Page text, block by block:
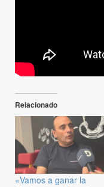
Relacionado
«Vamos a ganar la